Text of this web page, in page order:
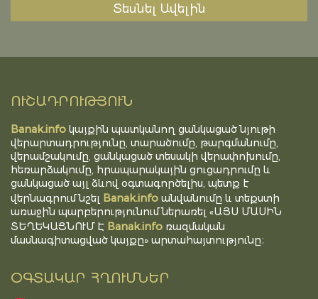
Տեսնել Ավելին
ՈՒՇԱԴՐՈՒԹՅՈՒՆ
Banak.info կայքին պատկանող ցանկացած նյութի
վերարտադրությունը, տարածումը, թարգմանումը,
վերամշակումը, ցանկացած տեսակի վերափոխումը,
հեռարձակումը, հրապարակային ցուցադրումը և
ցանկացած այլ ձևով օգտագործելիս, պետք է
վերնագրում նշել Banak.info անվանումը և տեքստի
առաջին պարբերությունում ներառել «ԱՅՍ ՄԱՍԻՆ
ՏԵՂԵԿԱՑՆՈՒՄ Է Banak.info ռազմական
մասնագիտացված կայքը» արտահայտությունը։
ՕԳՏԱԿԱՐ ՀՂՈՒՄՆԵՐ